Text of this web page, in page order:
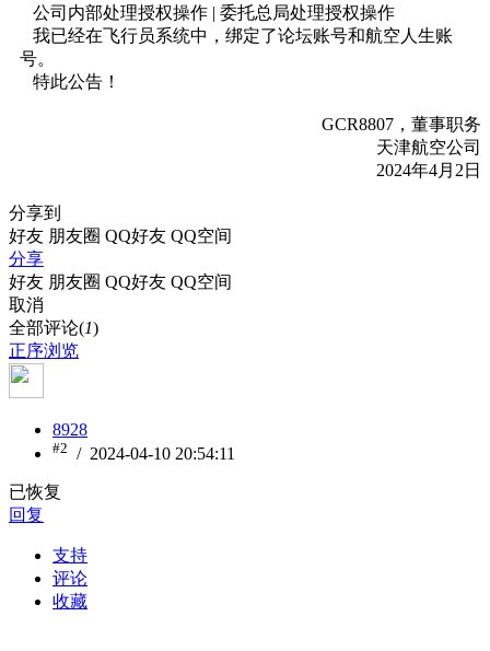
公司内部处理授权操作 | 委托总局处理授权操作
我已经在飞行员系统中，绑定了论坛账号和航空人生账
号。
特此公告！
GCR8807，董事职务
天津航空公司
2024年4月2日
分享到
好友 朋友圈 QQ好友 QQ空间
分享
好友 朋友圈 QQ好友 QQ空间
取消
全部评论(1)
正序浏览
8928
#2 / 2024-04-10 20:54:11
已恢复
回复
支持
评论
收藏